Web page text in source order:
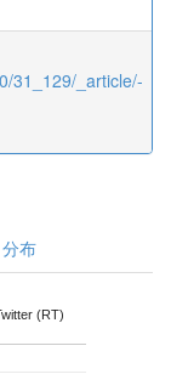
31_129/_article/-
分布
(RT)